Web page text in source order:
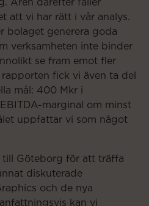
Åren därefter faller
att vi har rätt i vår analys.
bolaget generera goda
verksamheten inte binder
se fram emot fler
fick vi även ta del
mål: 400 Mkr i
marginal om minst
uppfattar vi som något
till Göteborg för att träffa
diskuterade
och de nya
kan vi